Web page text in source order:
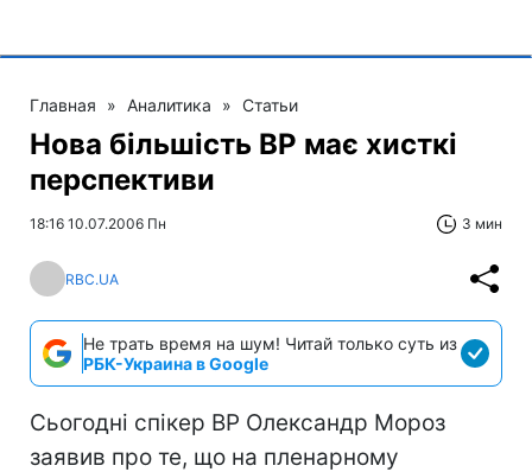
Главная » Аналитика » Статьи
Нова більшість ВР має хисткі
перспективи
18:16 10.07.2006 Пн 3 мин
RBC.UA
Не трать время на шум! Читай только суть из
РБК-Украина в Google
Сьогодні спікер ВР Олександр Мороз
заявив про те, що на пленарному